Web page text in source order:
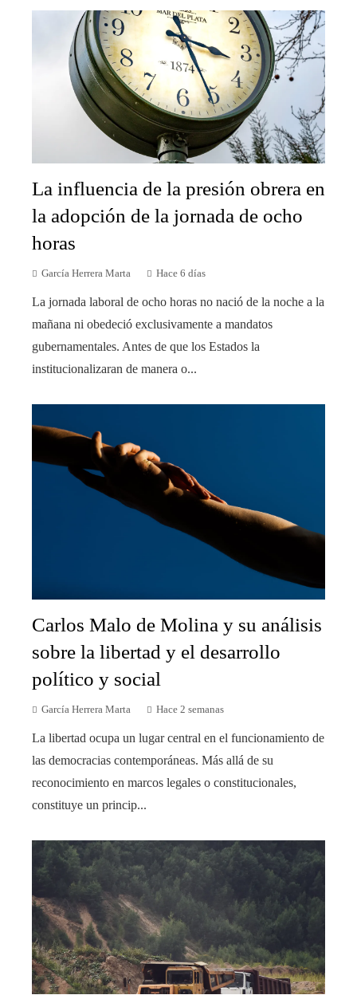
La influencia de la presión obrera en
la adopción de la jornada de ocho
horas
García Herrera Marta Hace 6 días
La jornada laboral de ocho horas no nació de la noche a la
mañana ni obedeció exclusivamente a mandatos
gubernamentales. Antes de que los Estados la
institucionalizaran de manera o...
Carlos Malo de Molina y su análisis
sobre la libertad y el desarrollo
político y social
García Herrera Marta Hace 2 semanas
La libertad ocupa un lugar central en el funcionamiento de
las democracias contemporáneas. Más allá de su
reconocimiento en marcos legales o constitucionales,
constituye un princip...